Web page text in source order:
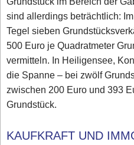
sind allerdings beträchtlich:
Tegel sieben
500 Euro je Quadratmeter
vermitteln. In Heiligensee,
die Spanne – bei zwölf
zwischen 200 Euro und 393
Grundstück.
KAUFKRAFT UND